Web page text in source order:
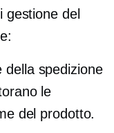
del
della spedizione
le
del prodotto.